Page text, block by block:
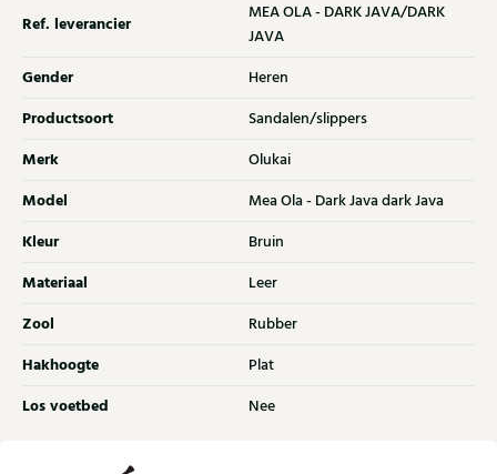
Ref. leverancier
MEA OLA - DARK JAVA/DARK
JAVA
Gender Heren
Productsoort Sandalen/slippers
Merk Olukai
Model Mea Ola - Dark Java dark Java
Kleur Bruin
Materiaal Leer
Zool Rubber
Hakhoogte Plat
Los voetbed Nee